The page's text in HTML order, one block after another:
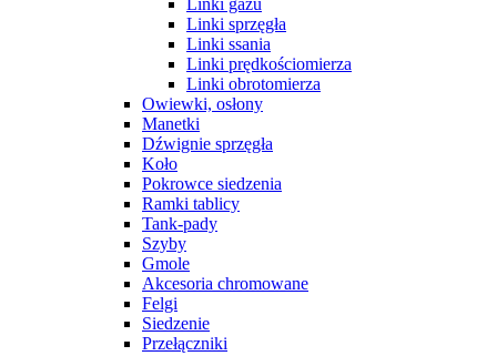
Linki gazu
Linki sprzęgła
Linki ssania
Linki prędkościomierza
Linki obrotomierza
Owiewki, osłony
Manetki
Dźwignie sprzęgła
Koło
Pokrowce siedzenia
Ramki tablicy
Tank-pady
Szyby
Gmole
Akcesoria chromowane
Felgi
Siedzenie
Przełączniki